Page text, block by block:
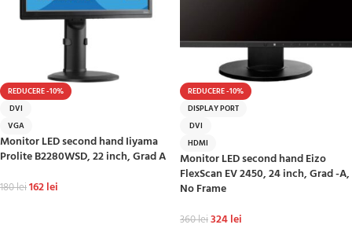
REDUCERE -10%
DVI
VGA
Monitor LED second hand Iiyama
Prolite B2280WSD, 22 inch, Grad A
180lei162lei
REDUCERE -10%
DISPLAY PORT
DVI
HDMI
Monitor LED second hand Eizo
FlexScan EV 2450, 24 inch, Grad -A,
No Frame
360lei324lei